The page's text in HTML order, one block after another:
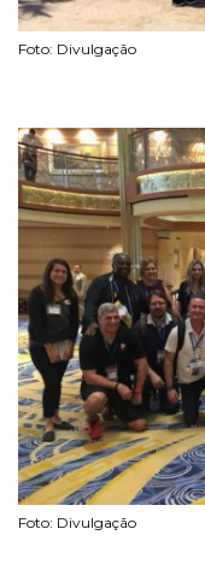
Foto: Divulgação
Foto: Divulgação